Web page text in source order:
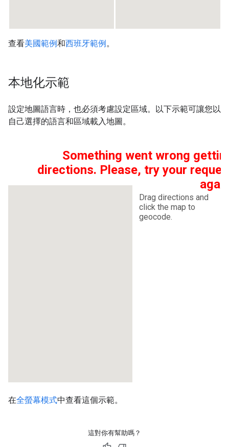
查看美國範例和西班牙範例 。
本地化示範
設定地圖語言時，也必須考慮設定區域。以下示範可讓您以
自己選擇的語言和區域載入地圖。
在全螢幕模式中查看這個示範。
這對你有幫助嗎？